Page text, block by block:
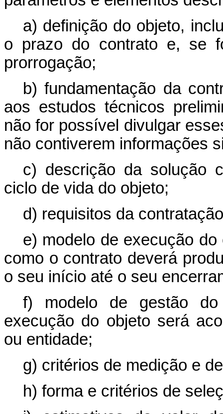
a) definição do objeto,
o prazo do contrato e, se
prorrogação;
b) fundamentação da
aos estudos técnicos
não for possível divulgar
não contiverem informações
c) descrição da solução
ciclo de vida do objeto;
d) requisitos da
e) modelo de execução
como o contrato deverá
o seu início até o seu
f) modelo de gestão
execução do objeto será
ou entidade;
g) critérios de medição e
h) forma e critérios de